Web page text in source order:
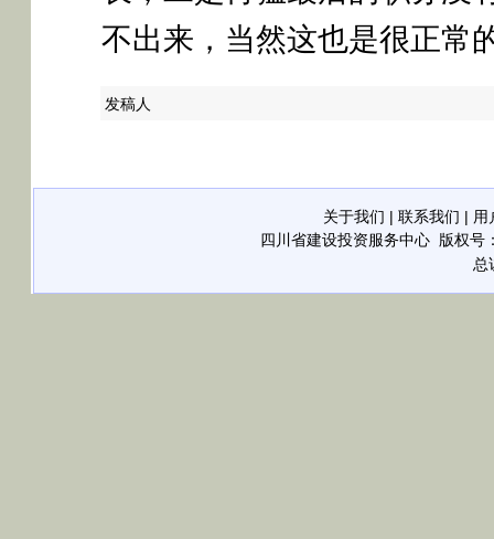
不出来，当然这也是很正常
发稿人
关于我们 | 联系我们 | 用
四川省建设投资服务中心版权号
总